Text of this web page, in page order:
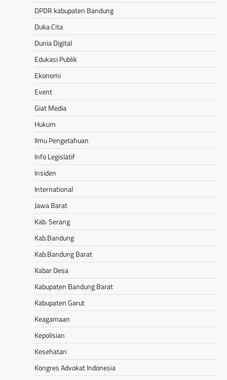
DPDR kabupaten Bandung
Duka Cita
Dunia Digital
Edukasi Publik
Ekonomi
Event
Giat Media
Hukum
Ilmu Pengetahuan
Info Legislatif
Insiden
International
Jawa Barat
Kab. Serang
Kab.Bandung
Kab.Bandung Barat
Kabar Desa
Kabupaten Bandung Barat
Kabupaten Garut
Keagamaan
Kepolisian
Kesehatan
Kongres Advokat Indonesia